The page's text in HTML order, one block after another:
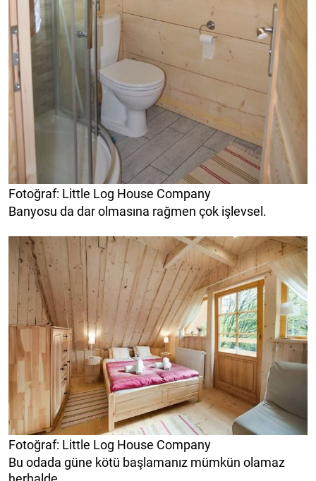
Fotoğraf: Little Log House Company
Banyosu da dar olmasına rağmen çok işlevsel.
Fotoğraf: Little Log House Company
Bu odada güne kötü başlamanız mümkün olamaz